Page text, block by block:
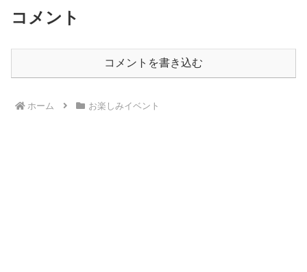
コメント
コメントを書き込む
ホーム お楽しみイベント